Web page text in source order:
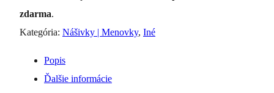
-
Slovenská
zdarma.
Kategória: Nášivky | Menovky, Iné
Popis
Ďalšie informácie